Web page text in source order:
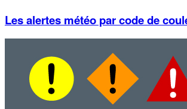
Les alertes météo par code de